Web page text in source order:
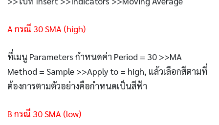
A กรณี 30 SMA (high)
ที่เมนู Parameters กำหนดค่า Period = 30 >>MA
Method = Sample >>Apply to = high, แล้วเลือกสีตามที่
ต้องการตามตัวอย่างคือกำหนดเป็นสีฟ้า
B กรณี 30 SMA (low)